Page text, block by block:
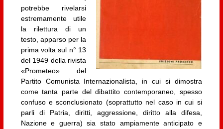
potrebbe rivelarsi
estremamente utile
la rilettura di un
testo, apparso per la
prima volta sul n° 13
del 1949 della rivista
«Prometeo» del
Partito Comunista Internazionalista, in cui si dimostra
come tanta parte del dibattito contemporaneo, spesso
confuso e sconclusionato (soprattutto nel caso in cui si
parli di Patria, diritti, aggressione, diritto alla difesa,
Nazione e guerra) sia stato ampiamente anticipato e